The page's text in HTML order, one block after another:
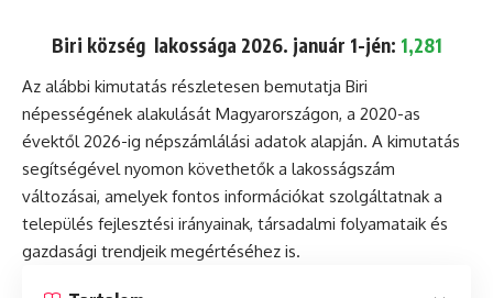
Biri község lakossága 2026. január 1-jén: 1,281
Az alábbi kimutatás részletesen bemutatja Biri
népességének alakulását Magyarországon, a 2020-as
évektől 2026-ig népszámlálási adatok alapján. A kimutatás
segítségével nyomon követhetők a lakosságszám
változásai, amelyek fontos információkat szolgáltatnak a
település fejlesztési irányainak, társadalmi folyamataik és
gazdasági trendjeik megértéséhez is.